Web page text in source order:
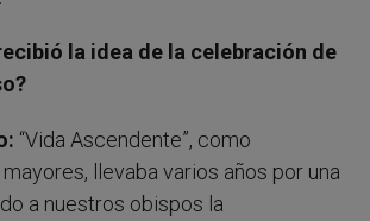
la idea de la celebración de
“Vida Ascendente”, como
llevaba varios años por una
a nuestros obispos la